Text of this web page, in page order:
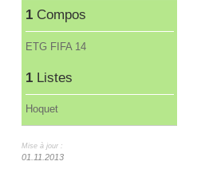
1Compos
ETG FIFA 14
1Listes
Hoquet
Mise à jour :
01.11.2013